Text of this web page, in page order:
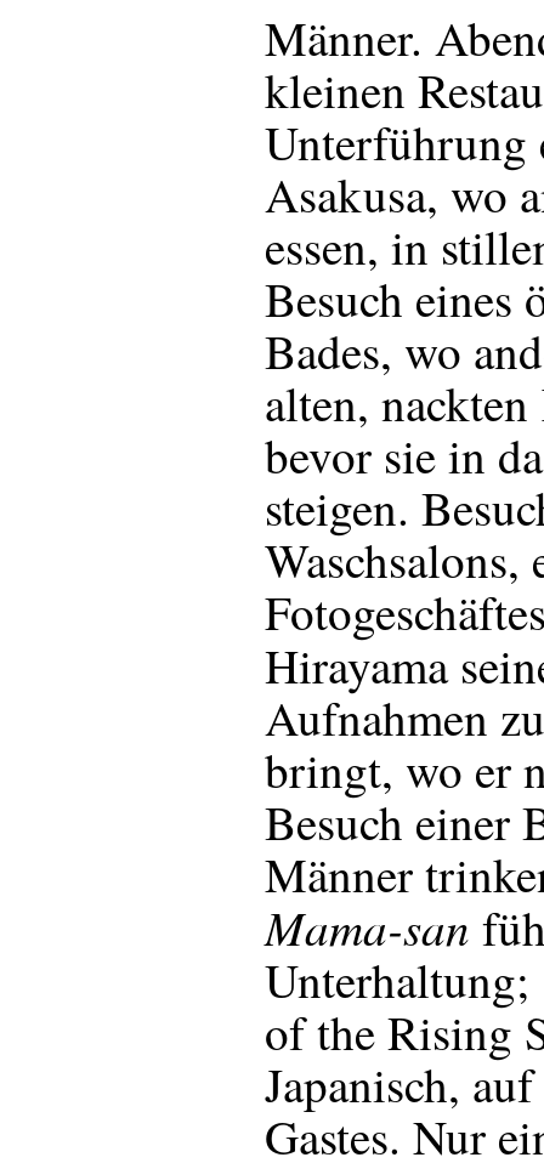
Männer.
kleinen
Unterführung
Asakusa, wo
essen, in
Besuch eines
Bades, wo
alten,
bevor sie in
steigen.
Waschsalons,
Hirayama
Aufnahmen
bringt, wo er
Besuch einer
Männer
Mama-san
Unterhaltung;
of the Rising
Japanisch,
Gastes. Nur